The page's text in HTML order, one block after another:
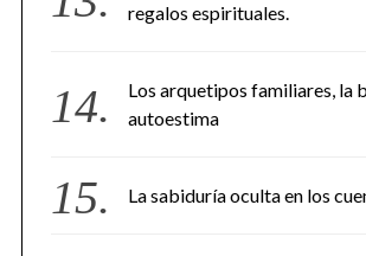
regalos espirituales.
Los arquetipos familiares, la
autoestima
La sabiduría oculta en los